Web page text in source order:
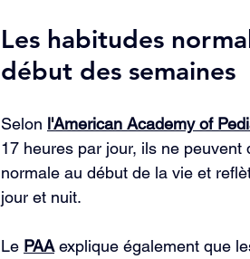
Les habitudes
début des semaines
Selon l'American Academy of
17 heures par jour, ils ne
normale au début de la vie et
jour et nuit.
Le PAA explique également que